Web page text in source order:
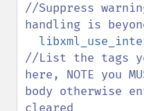
//Suppress
handling is
//List the tags
here, NOTE you
body otherwise
cleared